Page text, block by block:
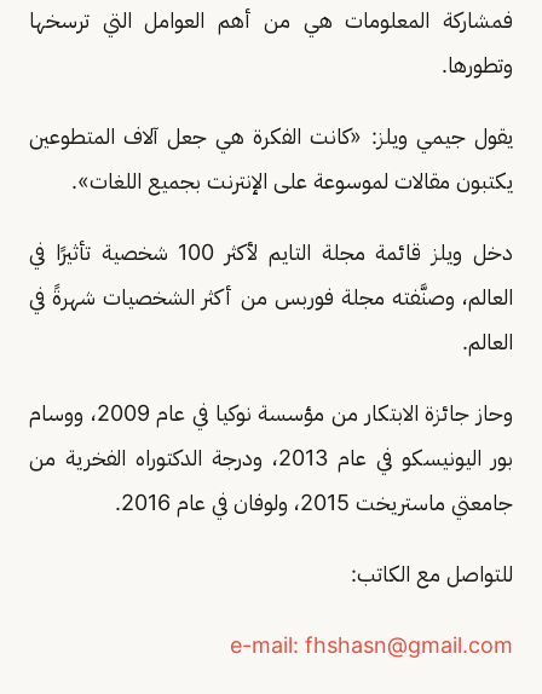
فمشاركة المعلومات هي من أهم العوامل التي ترسخها
وتطورها.
يقول جيمي ويلز: «كانت الفكرة هي جعل آلاف المتطوعين
يكتبون مقالات لموسوعة على الإنترنت بجميع اللغات».
دخل ويلز قائمة مجلة التايم لأكثر 100 شخصية تأثيرًا في
العالم، وصنَّفته مجلة فوربس من أكثر الشخصيات شهرةً في
العالم.
وحاز جائزة الابتكار من مؤسسة نوكيا في عام 2009، ووسام
بور اليونيسكو في عام 2013، ودرجة الدكتوراه الفخرية من
جامعتي ماستريخت 2015، ولوفان في عام 2016.
للتواصل مع الكاتب:
fhshasn@gmail.com